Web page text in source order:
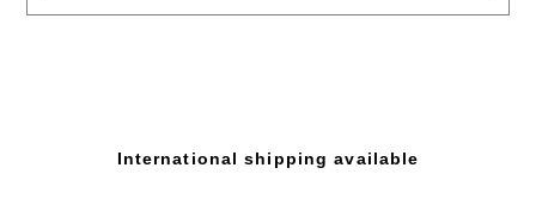
International shipping available